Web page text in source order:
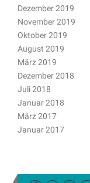
Dezember 2019
November 2019
Oktober 2019
August 2019
März 2019
Dezember 2018
Juli 2018
Januar 2018
März 2017
Januar 2017